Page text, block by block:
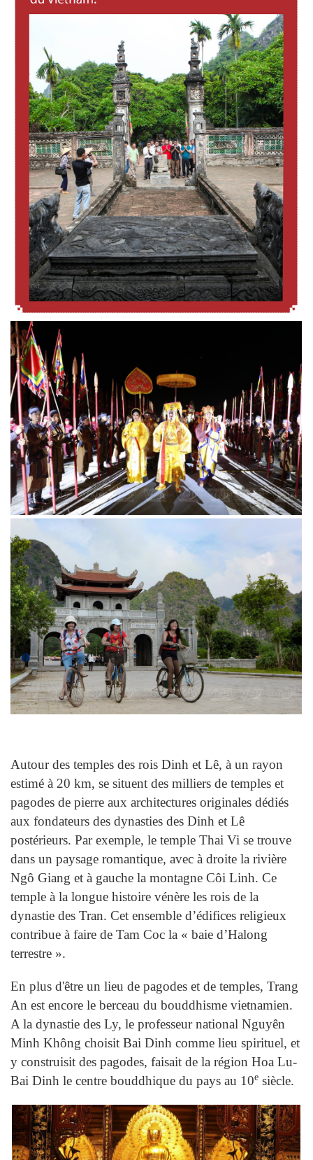
Autour des temples des rois Dinh et Lê, à un rayon
estimé à 20 km, se situent des milliers de temples et
pagodes de pierre aux architectures originales dédiés
aux fondateurs des dynasties des Dinh et Lê
postérieurs. Par exemple, le temple Thai Vi se trouve
dans un paysage romantique, avec à droite la rivière
Ngô Giang et à gauche la montagne Côi Linh. Ce
temple à la longue histoire vénère les rois de la
dynastie des Tran. Cet ensemble d’édifices religieux
contribue à faire de Tam Coc la « baie d’Halong
terrestre ».
En plus d'être un lieu de pagodes et de temples, Trang
An est encore le berceau du bouddhisme vietnamien.
A la dynastie des Ly, le professeur national Nguyên
Minh Không choisit Bai Dinh comme lieu spirituel, et
y construisit des pagodes, faisait de la région Hoa Lu-
Bai Dinh le centre bouddhique du pays au 10e siècle.